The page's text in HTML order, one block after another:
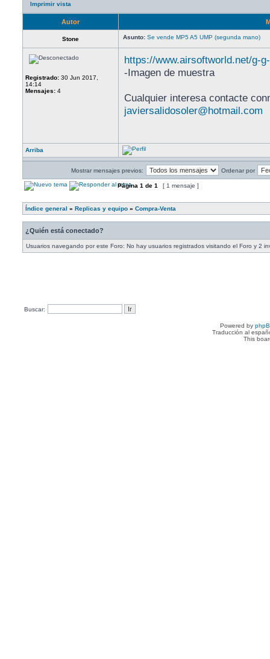
Imprimir vista
Autor
Stone Asunto: Se vende MP5 A5 UMP (segunda mano)
Registrado: 30 Jun 2017,
14:14
Mensajes: 4
https://www.airsoftworld.net/g-
-Imagen de muestra
Cualquier interesa contacte
javiersalidosoler@hotmail.com
Arriba
Mostrar mensajes previos: Ordenar por
Página 1 de 1 [ 1 mensaje ]
Índice general » Replicas y equipo » Compra-Venta
¿Quién está conectado?
Usuarios navegando por este Foro: No hay usuarios registrados visitando el Foro y 2
Buscar:
Powered by
Traducción al
This